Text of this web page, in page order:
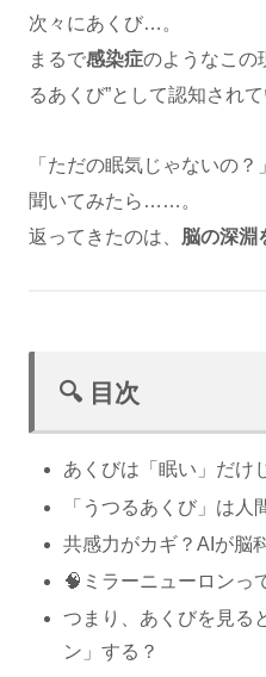
次々にあくび…。
まるで感染症のようなこの
るあくび”として認知されて
「ただの眠気じゃないの
聞いてみたら……。
返ってきたのは、 脳の深淵
🔍 目次
あくびは「眠い」だけ
「うつるあくび」は人
共感力がカギ？AIが脳
🧠ミラーニューロンっ
つまり、あくびを見る
ン」する？